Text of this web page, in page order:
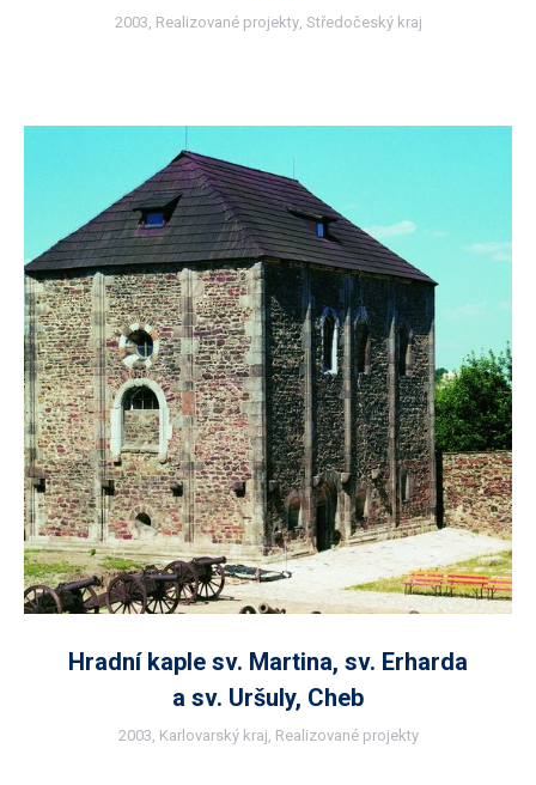
2003 Realizované projekty, Středočeský kraj
Hradní kaple sv. Martina, sv. Erharda
a sv. Uršuly, Cheb
2003 Karlovarský kraj Realizované projekty